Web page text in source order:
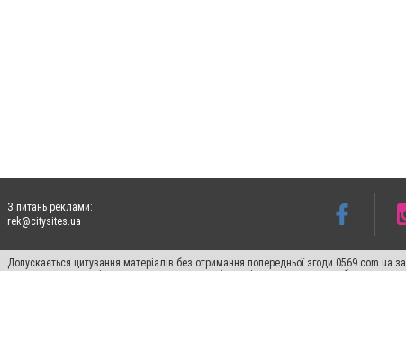
З питань реклами:
rek@citysites.ua
Допускається цитування матеріалів без отримання попередньої згоди
пошукових систем гіперпосилання на цитовані статті не нижче другого абзацу в